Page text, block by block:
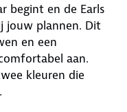
begint en de Earls
jouw plannen. Dit
en een
aan.
kleuren die